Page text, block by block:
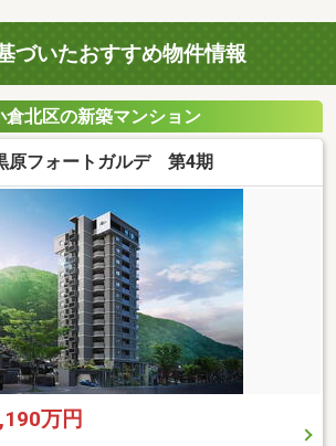
づいたおすすめ物件情報
倉北区の新築マンション
原フォートガルデ 第4期
万円